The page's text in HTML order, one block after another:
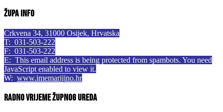
Župa info
Crkvena 34, 31000 Osijek, Hrvatska
T: 031-503-222
F: 031-503-222
E: This email address is being protected from spambots. You need
JavaScript enabled to view it.
W: www.imemarijino.hr
Radno vrijeme župnog ureda